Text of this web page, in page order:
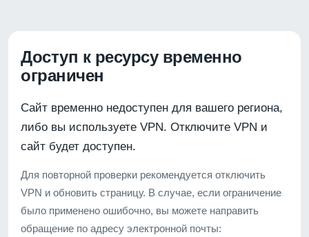
Доступ к ресурсу временно
ограничен
Сайт временно недоступен для вашего региона,
либо вы используете VPN. Отключите VPN и
сайт будет доступен.
Для повторной проверки рекомендуется отключить
VPN и обновить страницу. В случае, если ограничение
было применено ошибочно, вы можете направить
обращение по адресу электронной почты: